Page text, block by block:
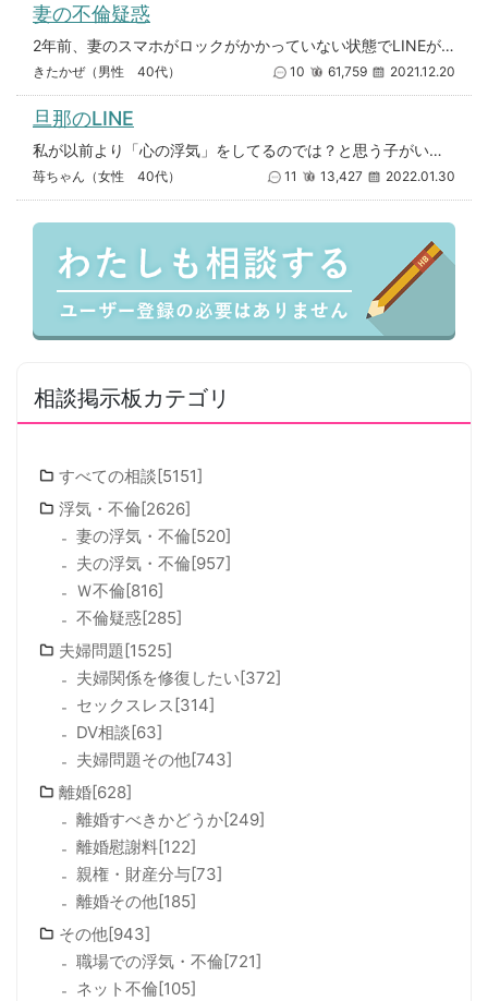
妻の不倫疑惑
2年前、妻のスマホがロックがかかっていない状態でLINEが開いていて、その際に「愛してる」と妻がメッセージを送っているの
きたかぜ（男性 40代） 10 61,759 2021.12.20
旦那のLINE
私が以前より「心の浮気」をしてるのでは？と思う子がいて旦那のラインを見てしまいました。←いけない事とは重々承知しておりま
苺ちゃん（女性 40代） 11 13,427 2022.01.30
相談掲示板カテゴリ
すべての相談[5151]
浮気・不倫[2626]
妻の浮気・不倫[520]
夫の浮気・不倫[957]
Ｗ不倫[816]
不倫疑惑[285]
夫婦問題[1525]
夫婦関係を修復したい[372]
セックスレス[314]
DV相談[63]
夫婦問題その他[743]
離婚[628]
離婚すべきかどうか[249]
離婚慰謝料[122]
親権・財産分与[73]
離婚その他[185]
その他[943]
職場での浮気・不倫[721]
ネット不倫[105]